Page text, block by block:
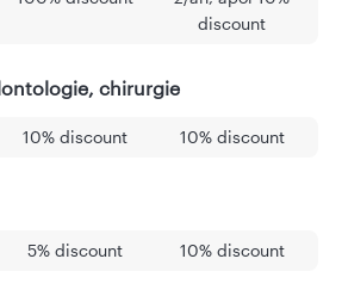
discount
chirurgie
10% discount 10% discount
5% discount 10% discount